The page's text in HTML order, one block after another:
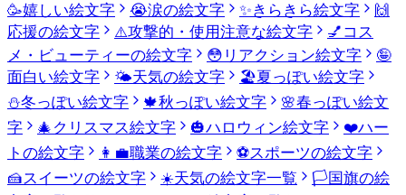
🥳嬉しい絵文字 😭涙の絵文字 ✨きらきら絵文字
🙌
応援の絵文字
⚠️攻撃的・使用注意な絵文字 💅 コス
メ・ビューティーの絵文字
😳 リアクション絵文字
🤪
面白い絵文字
🌤️天気の絵文字 🏖️夏っぽい絵文字
⛄冬っぽい絵文字 🍁秋っぽい絵文字 🌸春っぽい絵文
字
🎄 クリスマス絵文字 🎃ハロウィン絵文字 ❤️ハー
トの絵文字
👩‍💼職業の絵文字 ⚽スポーツの絵文字
🍰スイーツの絵文字 ☀️天気の絵文字一覧 🏳️国旗の絵